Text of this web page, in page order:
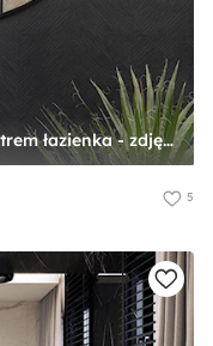
Mieszkanie10 - Mała bez okna z lustrem łazienka - zdjęcie od Maciejewska Design
5